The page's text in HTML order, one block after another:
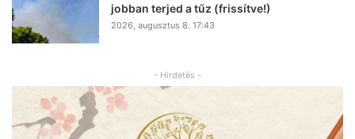
jobban terjed a tűz (frissítve!)
2026, augusztus 8. 17:43
- Hirdetés -